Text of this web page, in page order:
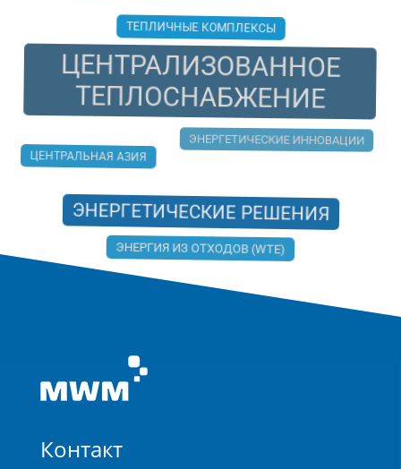
ТЕПЛИЧНЫЕ КОМПЛЕКСЫ
ЦЕНТРАЛИЗОВАННОЕ
ТЕПЛОСНАБЖЕНИЕ
ЦЕНТРАЛЬНАЯ АЗИЯ
ЭНЕРГЕТИЧЕСКИЕ РЕШЕНИЯ
ЭНЕРГИЯ ИЗ ОТХОДОВ (WTE)
Контакт